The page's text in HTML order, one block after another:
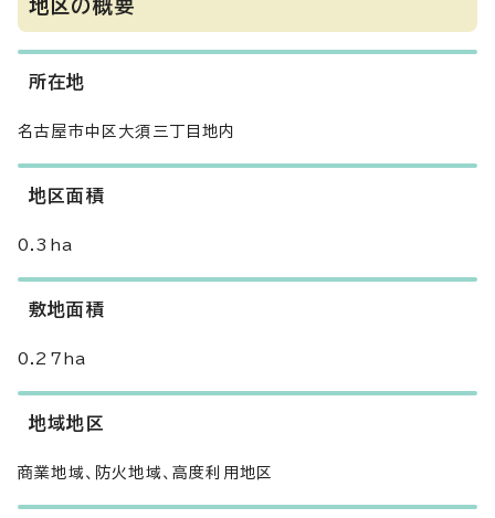
地区の概要
所在地
名古屋市中区大須三丁目地内
地区面積
0.3ha
敷地面積
0.27ha
地域地区
商業地域、防火地域、高度利用地区